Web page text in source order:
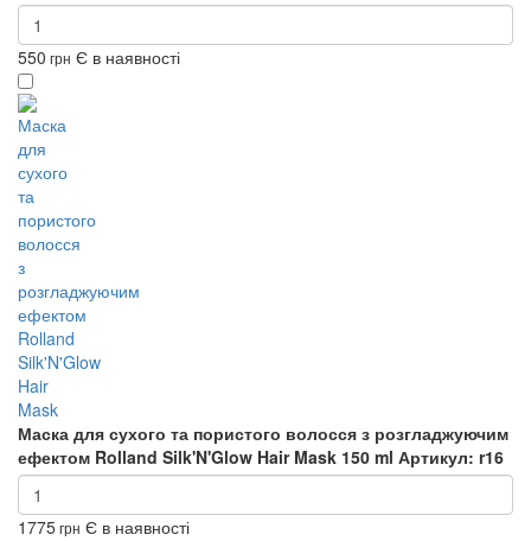
550 грн Є в наявності
Маска для сухого та пористого волосся з розгладжуючим
ефектом Rolland Silk'N'Glow Hair Mask 150 ml Артикул: r16
1775грн Є в наявності